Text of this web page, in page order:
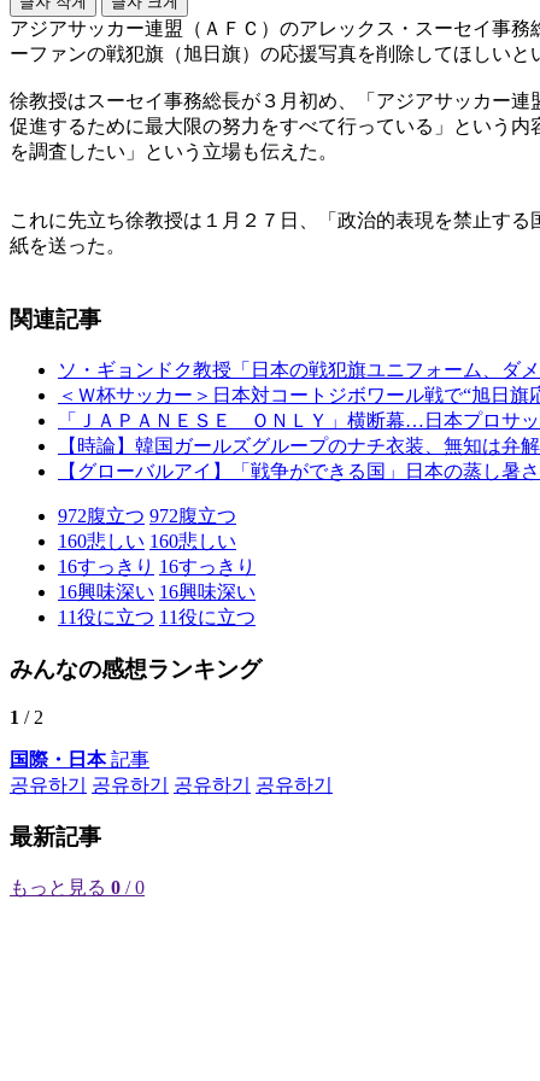
アジアサッカー連盟（ＡＦＣ）のアレックス・スーセイ事
ーファンの戦犯旗（旭日旗）の応援写真を削除してほしい
徐教授はスーセイ事務総長が３月初め、「アジアサッカー
促進するために最大限の努力をすべて行っている」という
を調査したい」という立場も伝えた。
これに先立ち徐教授は１月２７日、「政治的表現を禁止す
紙を送った。
関連記事
ソ・ギョンドク教授「日本の戦犯旗ユニフォーム、ダメ
＜Ｗ杯サッカー＞日本対コートジボワール戦で“旭日旗
「ＪＡＰＡＮＥＳＥ ＯＮＬＹ」横断幕…日本プロサ
【時論】韓国ガールズグループのナチ衣装、無知は弁
【グローバルアイ】「戦争ができる国」日本の蒸し暑さ
972腹立つ 972腹立つ
160悲しい 160悲しい
16すっきり 16すっきり
16興味深い 16興味深い
11役に立つ 11役に立つ
みんなの感想ランキング
1 / 2
国際・日本記事
공유하기
공유하기 공유하기 공유하기
最新記事
もっと見る 0 / 0